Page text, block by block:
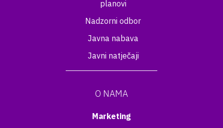
planovi
Nadzorni odbor
Javna nabava
Javni natječaji
O NAMA
Marketing